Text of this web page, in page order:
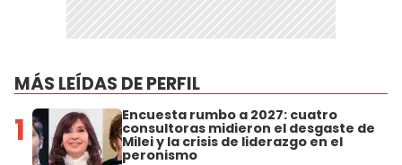
MÁS LEÍDAS DE PERFIL
1 Encuesta rumbo a 2027: cuatro
consultoras midieron el desgaste de
Milei y la crisis de liderazgo en el
peronismo